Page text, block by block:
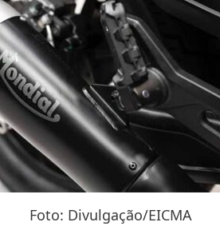
Foto: Divulgação/EICMA